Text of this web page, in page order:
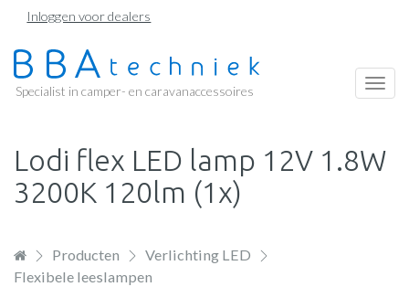
Overslaan
naar
de
Inloggen voor dealers
Specialist in camper- en caravanaccessoires
Lodi flex LED lamp 12V 1.8W
3200K 120lm (1x)
Producten
Verlichting LED
Flexibele leeslampen